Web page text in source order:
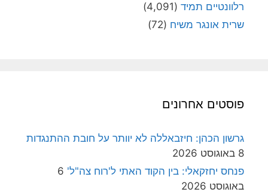
רלוונטיים תמיד (4,091)
שרית אונגר משיח (72)
פוסטים אחרונים
גרשון הכהן: חיזבאללה לא יוותר על חובת ההתנגדות
8 באוגוסט 2026
פנחס יחזקאלי: בין הקוד האתי ל'רוח צה"ל' 6
באוגוסט 2026